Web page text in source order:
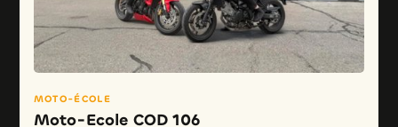
MOTO-ÉCOLE
Moto-Ecole COD 106